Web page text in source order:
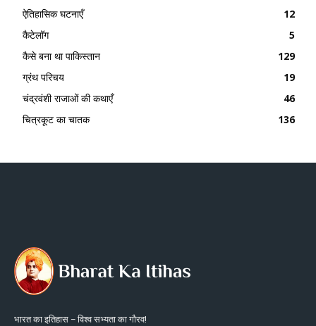
ऐतिहासिक घटनाएँ
12
कैटेलॉग
5
कैसे बना था पाकिस्तान
129
ग्रंथ परिचय
19
चंद्रवंशी राजाओं की कथाएँ
46
चित्रकूट का चातक
136
भारत का इतिहास – विश्व सभ्यता का गौरव!